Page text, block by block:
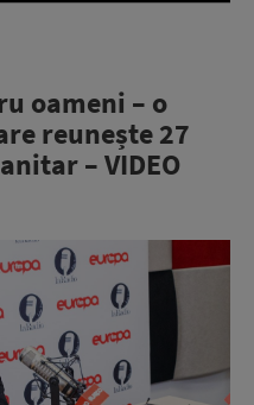
oameni – o
reunește 27
– VIDEO